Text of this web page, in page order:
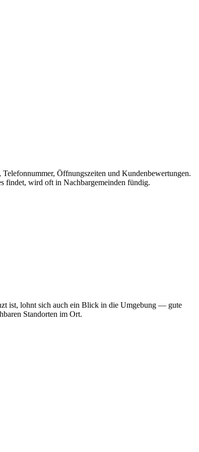
Öffnungszeiten und Kundenbewertungen.
findet, wird oft in Nachbargemeinden fündig.
ist, lohnt sich auch ein Blick in die Umgebung — gute
Standorten im Ort.